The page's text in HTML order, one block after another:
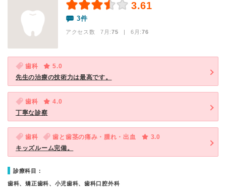
3.61
3件
アクセス数 7月:75 | 6月:76
歯科
5.0
先生の治療の技術力は最高です。
歯科
4.0
丁寧な診察
歯科 歯と歯茎の痛み・腫れ・出血
3.0
キッズルーム完備。
診療科目：
歯科、矯正歯科、小児歯科、歯科口腔外科